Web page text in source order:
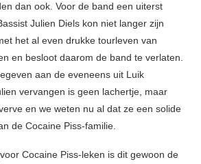
dan ook. Voor de band een uiterst
Julien Diels kon niet langer zijn
het al even drukke tourleven van
en besloot daarom de band te verlaten.
aan de eveneens uit Luik
vervangen is geen lachertje, maar
en we weten nu al dat ze een solide
de Cocaine Piss-familie.
Cocaine Piss-leken is dit gewoon de